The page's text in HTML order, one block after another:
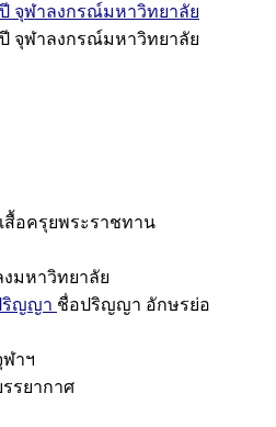
จุฬาลงกรณ์มหาวิทยาลัย
จุฬาลงกรณ์มหาวิทยาลัย
เสื้อครุยพระราชทาน
งมหาวิทยาลัย
ริญญา ชื่อปริญญา อักษรย่อ
าฯ
รยากาศ